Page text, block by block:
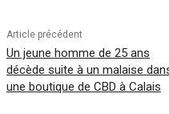
Article précédent
Un jeune homme de 25 ans
décède suite à un malaise
une boutique de CBD à Calais